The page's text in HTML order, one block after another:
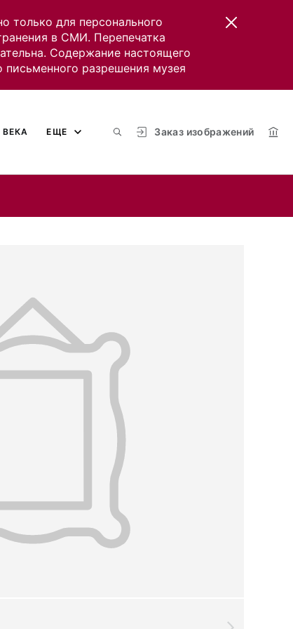
только для персонального
в СМИ. Перепечатка
Содержание настоящего
разрешения музея
Заказ изображений
ВЕКА ЕЩЕ